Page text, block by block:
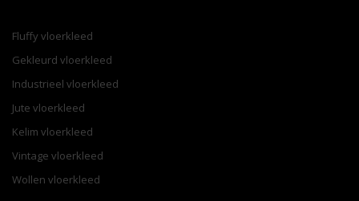
Fluffy vloerkleed
Gekleurd vloerkleed
Industrieel vloerkleed
Jute vloerkleed
Kelim vloerkleed
Vintage vloerkleed
Wollen vloerkleed